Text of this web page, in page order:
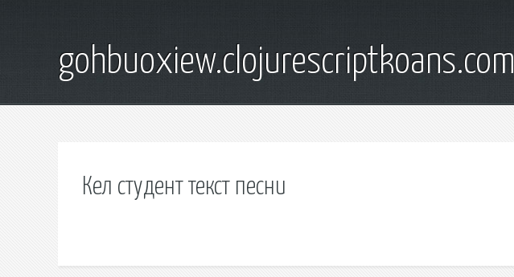
gohbuoxiew.clojurescriptkoans.com
Кел студент текст песни